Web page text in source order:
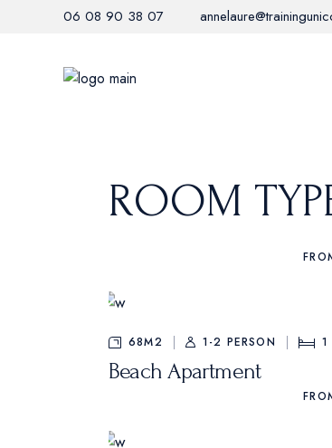
06 08 90 38 07
ROOM
68M2 1-2 PERSON 1
Beach Apartment